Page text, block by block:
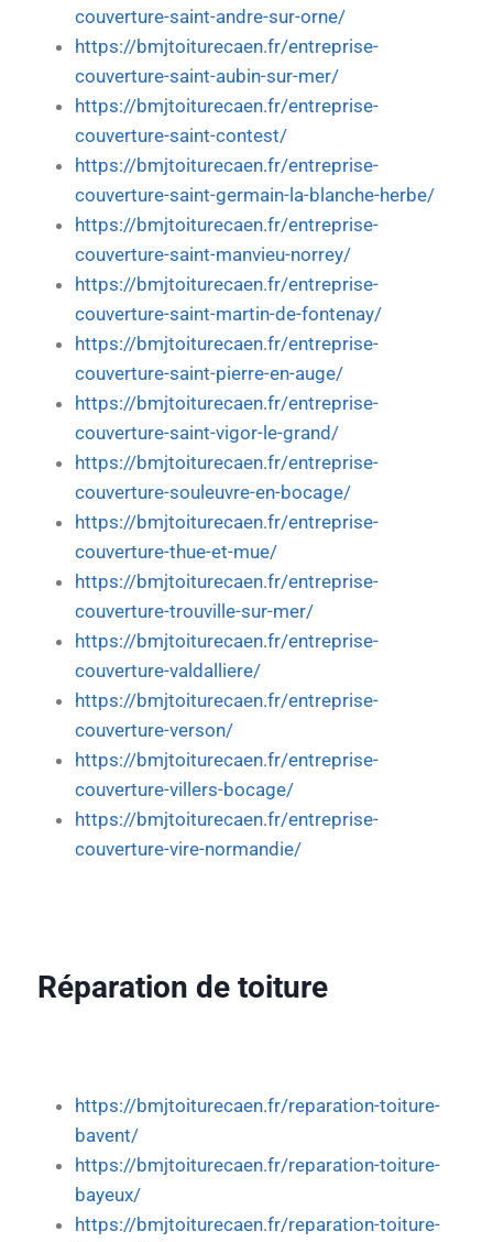
couverture-saint-andre-sur-orne/
https://bmjtoiturecaen.fr/entreprise-
couverture-saint-aubin-sur-mer/
https://bmjtoiturecaen.fr/entreprise-
couverture-saint-contest/
https://bmjtoiturecaen.fr/entreprise-
couverture-saint-germain-la-blanche-herbe/
https://bmjtoiturecaen.fr/entreprise-
couverture-saint-manvieu-norrey/
https://bmjtoiturecaen.fr/entreprise-
couverture-saint-martin-de-fontenay/
https://bmjtoiturecaen.fr/entreprise-
couverture-saint-pierre-en-auge/
https://bmjtoiturecaen.fr/entreprise-
couverture-saint-vigor-le-grand/
https://bmjtoiturecaen.fr/entreprise-
couverture-souleuvre-en-bocage/
https://bmjtoiturecaen.fr/entreprise-
couverture-thue-et-mue/
https://bmjtoiturecaen.fr/entreprise-
couverture-trouville-sur-mer/
https://bmjtoiturecaen.fr/entreprise-
couverture-valdalliere/
https://bmjtoiturecaen.fr/entreprise-
couverture-verson/
https://bmjtoiturecaen.fr/entreprise-
couverture-villers-bocage/
https://bmjtoiturecaen.fr/entreprise-
couverture-vire-normandie/
Réparation de toiture
https://bmjtoiturecaen.fr/reparation-toiture-
bavent/
https://bmjtoiturecaen.fr/reparation-toiture-
bayeux/
https://bmjtoiturecaen.fr/reparation-toiture-